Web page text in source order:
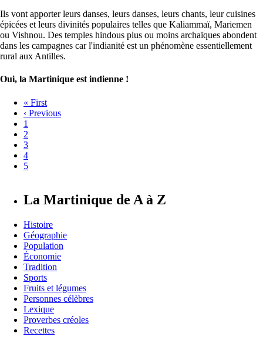
Ils vont apporter leurs danses, leurs danses, leurs chants, leur cuisines
épicées et leurs divinités populaires telles que Kaliammaï, Mariemen
ou Vishnou. Des temples hindous plus ou moins archaïques abondent
dans les campagnes car l'indianité est un phénomène essentiellement
rural aux Antilles.
Oui, la Martinique est indienne !
Pagination
First
page
« First
Previous
page
‹ Previous
Page
1
Page
2
Page
3
Page
4
Page
5
La Martinique de A à Z
Histoire
Géographie
Population
Économie
Tradition
Sports
Fruits et légumes
Personnes célèbres
Lexique
Proverbes créoles
Recettes